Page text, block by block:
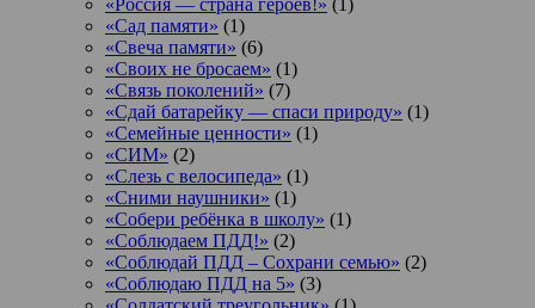
«Россия — страна героев!» (1)
«Сад памяти» (1)
«Свеча памяти» (6)
«Своих не бросаем» (1)
«Связь поколений» (7)
«Сдай батарейку — спаси природу» (1)
«Семейные ценности» (1)
«СИМ» (2)
«Слезь с велосипеда» (1)
«Сними наушники» (1)
«Собери ребёнка в школу» (1)
«Соблюдаем ПДД!» (2)
«Соблюдай ПДД – Сохрани семью» (2)
«Соблюдаю ПДД на 5» (3)